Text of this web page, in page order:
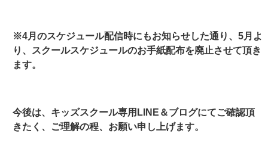
※4月のスケジュール配信時にもお知らせした通り、5月よ
り、スクールスケジュールのお手紙配布を廃止させて頂き
ます。
今後は、キッズスクール専用LINE＆ブログにてご確認頂
きたく、ご理解の程、お願い申し上げます。